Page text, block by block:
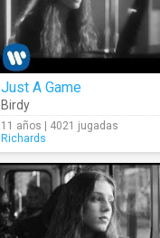
Just A Game
Birdy
11 años | 4021 jugadas
Richards